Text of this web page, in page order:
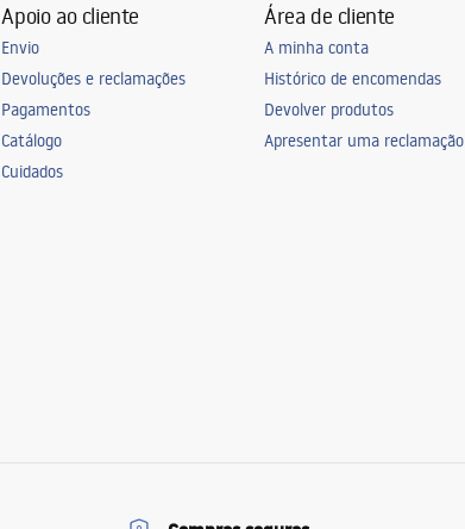
Apoio ao cliente
Envio
Devoluções e reclamações
Pagamentos
Catálogo
Cuidados
Área de cliente
A minha conta
Histórico de encomendas
Devolver produtos
Apresentar uma reclamação